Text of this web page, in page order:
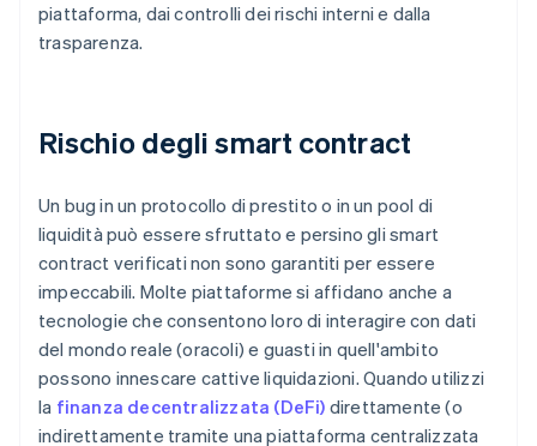
piattaforma, dai controlli dei rischi interni e dalla
trasparenza.
Rischio degli smart contract
Un bug in un protocollo di prestito o in un pool di
liquidità può essere sfruttato e persino gli smart
contract verificati non sono garantiti per essere
impeccabili. Molte piattaforme si affidano anche a
tecnologie che consentono loro di interagire con dati
del mondo reale (oracoli) e guasti in quell'ambito
possono innescare cattive liquidazioni. Quando utilizzi
la finanza decentralizzata (DeFi) direttamente (o
indirettamente tramite una piattaforma centralizzata